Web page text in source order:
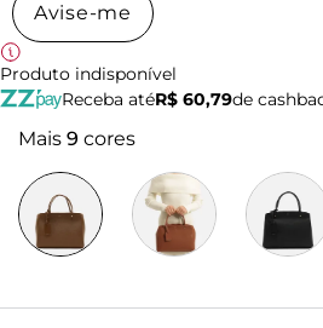
Avise-me
Produto indisponível
Receba atéR$ 60,79de
Mais 9 cores